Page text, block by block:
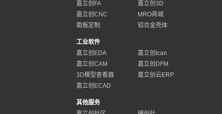
嘉立创FA
嘉立创3D
嘉立创CNC
MRO商城
面板定制
铝合金壳体
工业软件
嘉立创EDA
嘉立创Ican
嘉立创CAM
嘉立创DFM
3D模型查看器
嘉立创云ERP
嘉立创ECAD
其他服务